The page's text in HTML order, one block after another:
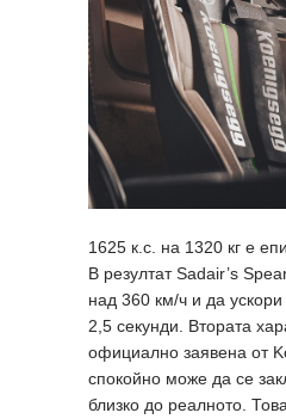
1625 к.с. на 1320 кг е
В резултат Sadair’s
над 360 км/ч и да
2,5 секунди. Втората
официално заявена от
спокойно може да се
близко до реалното.